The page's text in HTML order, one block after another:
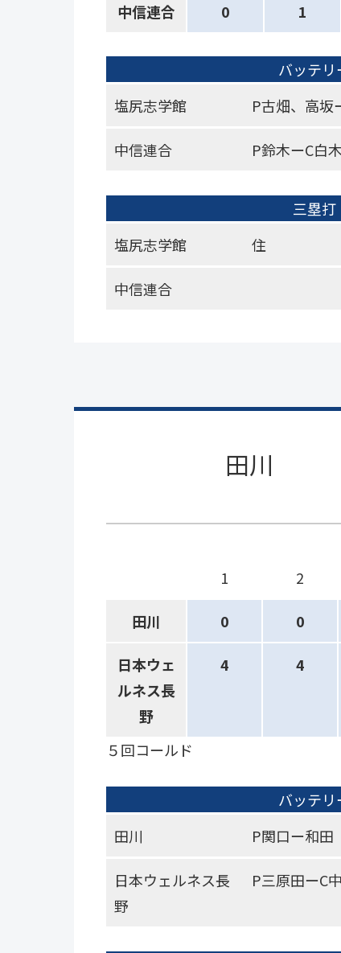
中信連合 0 1
バッテリ
塩尻志学館
P古畑、高坂
中信連合 P鈴木ーC白木
三塁打
塩尻志学館
住
中信連合
田川
1 2
田川 0 0
日本ウェ
ルネス長
野
4 4
５回コールド
バッテリ
田川
P関口ー和田
日本ウェルネス長
野
P三原田ーC